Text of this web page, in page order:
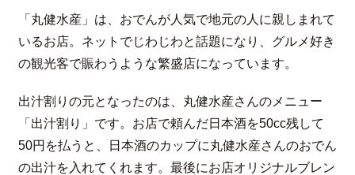
「丸健水産」は、おでんが人気で地元の人に親しまれて
いるお店。ネットでじわじわと話題になり、グルメ好き
の観光客で賑わうような繁盛店になっています。
出汁割りの元となったのは、丸健水産さんのメニュー
「出汁割り」です。お店で頼んだ日本酒を50cc残して
50円を払うと、日本酒のカップに丸健水産さんのおでん
の出汁を入れてくれます。最後にお店オリジナルブレン